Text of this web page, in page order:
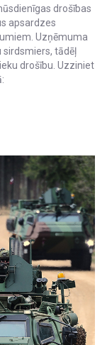
drošības
apsardzes
Uzņēmuma
sirdsmiers, tādēļ
drošību. Uzziniet